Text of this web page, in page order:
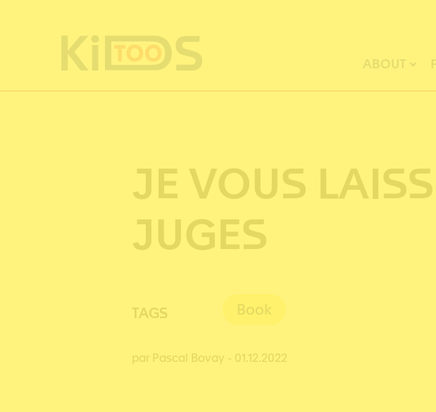
ABOUT
JE VOUS
JUGES
TAGS Book
par Pascal Bovay - 01.12.2022